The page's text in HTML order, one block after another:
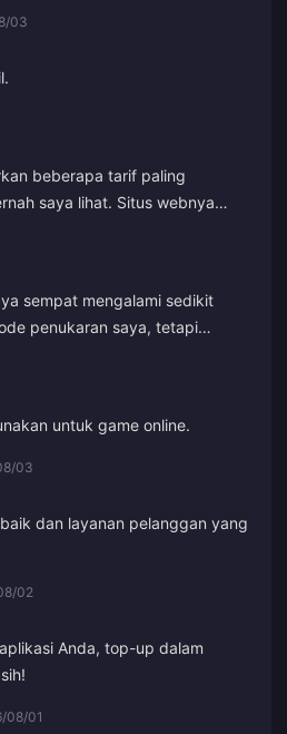
03
beberapa tarif paling
saya lihat. Situs webnya
berjalan lancar. Saya pasti
sempat mengalami sedikit
penukaran saya, tetapi
menghubungi dukungan,
teratasi dengan dipandu
untuk game online.
03
dan layanan pelanggan yang
02
Anda, top-up dalam
08/01